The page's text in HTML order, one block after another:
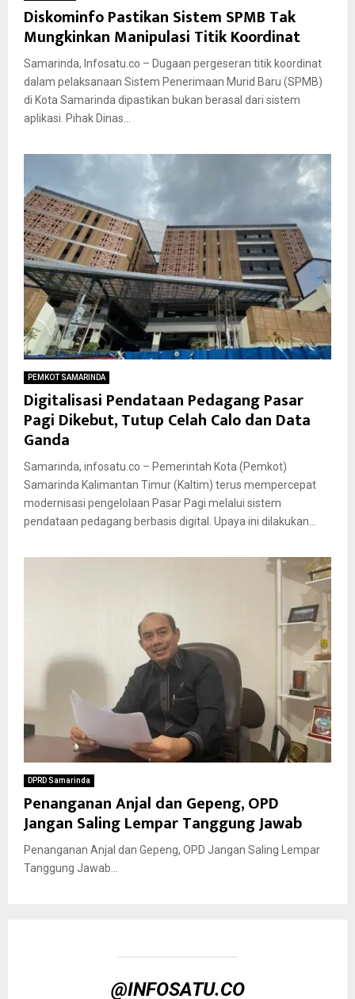
Diskominfo Pastikan Sistem SPMB Tak
Mungkinkan Manipulasi Titik Koordinat
Samarinda, Infosatu.co – Dugaan pergeseran titik koordinat
dalam pelaksanaan Sistem Penerimaan Murid Baru (SPMB)
di Kota Samarinda dipastikan bukan berasal dari sistem
aplikasi. Pihak Dinas...
PEMKOT SAMARINDA
Digitalisasi Pendataan Pedagang Pasar
Pagi Dikebut, Tutup Celah Calo dan Data
Ganda
Samarinda, infosatu.co – Pemerintah Kota (Pemkot)
Samarinda Kalimantan Timur (Kaltim) terus mempercepat
modernisasi pengelolaan Pasar Pagi melalui sistem
pendataan pedagang berbasis digital. Upaya ini dilakukan...
DPRD Samarinda
Penanganan Anjal dan Gepeng, OPD
Jangan Saling Lempar Tanggung Jawab
Penanganan Anjal dan Gepeng, OPD Jangan Saling Lempar
Tanggung Jawab...
@INFOSATU.CO